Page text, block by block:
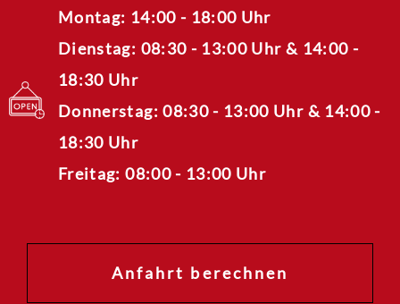
Montag: 14:00 - 18:00 Uhr
Dienstag: 08:30 - 13:00 Uhr & 14:00 -
18:30 Uhr
Donnerstag: 08:30 - 13:00 Uhr & 14:00 -
18:30 Uhr
Freitag: 08:00 - 13:00 Uhr
Anfahrt berechnen